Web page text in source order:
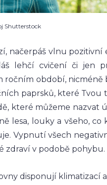
Shutterstock
načerpáš vlnu pozitivní
lehčí cvičení či jen
ročním období,
paprsků, které Tvou
které můžeme nazvat
lesa, louky a všeho, co
Vypnutí všech
zdraví v podobě pohybu.
disponují klimatizací